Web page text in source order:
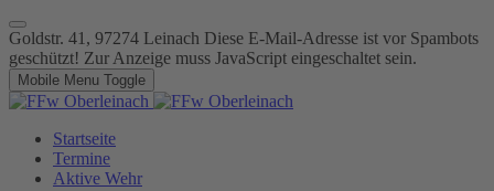
Goldstr. 41, 97274 Leinach Diese E-Mail-Adresse ist vor Spambots
geschützt! Zur Anzeige muss JavaScript eingeschaltet sein.
Mobile Menu Toggle
Startseite
Termine
Aktive Wehr